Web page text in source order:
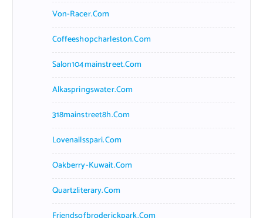
Von-Racer.com
Coffeeshopcharleston.com
Salon104mainstreet.com
Alkaspringswater.com
318mainstreet8h.com
Lovenailsspari.com
Oakberry-Kuwait.com
Quartzliterary.com